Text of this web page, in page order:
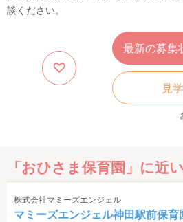
談ください。
最新の募集
見
「おひさま保育園」に近
株式会社マミーズエンジェル
マミーズエンジェル神田駅前保